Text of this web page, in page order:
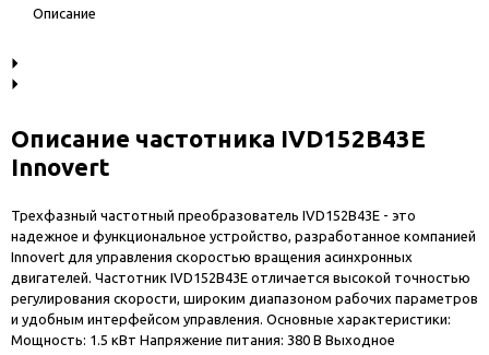
Описание
Описание частотника IVD152B43E
Innovert
Трехфазный частотный преобразователь IVD152B43E - это
надежное и функциональное устройство, разработанное компанией
Innovert для управления скоростью вращения асинхронных
двигателей. Частотник IVD152B43E отличается высокой точностью
регулирования скорости, широким диапазоном рабочих параметров
и удобным интерфейсом управления. Основные характеристики:
Мощность: 1.5 кВт Напряжение питания: 380 В Выходное